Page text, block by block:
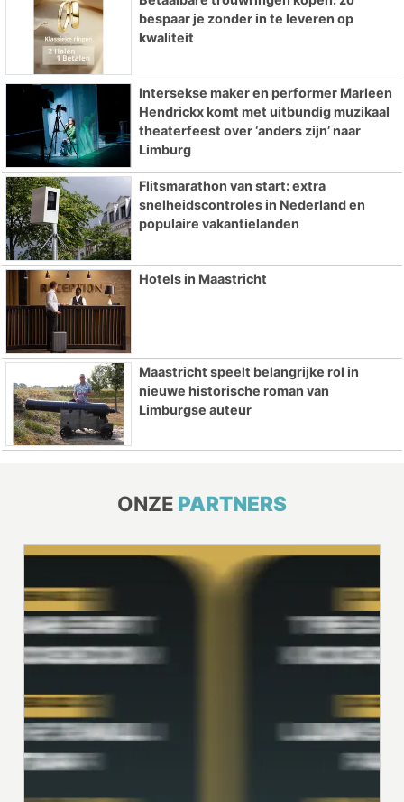
bespaar je zonder in te leveren op
kwaliteit
Intersekse maker en performer Marleen
Hendrickx komt met uitbundig muzikaal
theaterfeest over ‘anders zijn’ naar
Limburg
Flitsmarathon van start: extra
snelheidscontroles in Nederland en
populaire vakantielanden
Hotels in Maastricht
Maastricht speelt belangrijke rol in
nieuwe historische roman van
Limburgse auteur
ONZE PARTNERS